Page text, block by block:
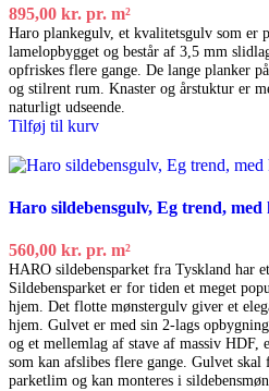
895,00 kr. pr. m²
Haro plankegulv, et kvalitetsgulv som er
lamelopbygget og består af 3,5 mm
opfriskes flere gange. De lange planker
og stilrent rum. Knaster og årstuktur er
naturligt udseende.
Tilføj til kurv
Haro sildebensgulv, Eg trend,
560,00 kr. pr. m²
HARO sildebensparket fra Tyskland har
Sildebensparket er for tiden et meget
hjem. Det flotte mønstergulv giver et
hjem. Gulvet er med sin 2-lags
og et mellemlag af stave af massiv
som kan afslibes flere gange. Gulvet
parketlim og kan monteres i